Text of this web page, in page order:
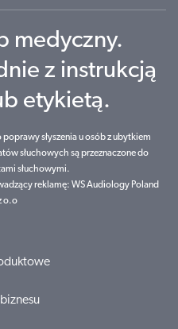
medyczny.
z instrukcją
etykietą.
słyszenia u osób z ubytkiem
słuchowych są przeznaczone do
słuchowymi.
reklamę: WS Audiology Poland
o.o